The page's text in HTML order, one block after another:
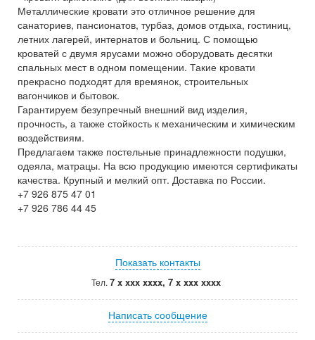
Металлические кровати это отличное решение для
санаториев, пансионатов, турбаз, домов отдыха, гостиниц,
летних лагерей, интернатов и больниц. С помощью
кроватей с двумя ярусами можно оборудовать десятки
спальных мест в одном помещении. Такие кровати
прекрасно подходят для времянок, строительных
вагончиков и бытовок.
Гарантируем безупречный внешний вид изделия,
прочность, а также стойкость к механическим и химическим
воздействиям.
Предлагаем также постельные принадлежности подушки,
одеяла, матрацы. На всю продукцию имеются сертификаты
качества. Крупный и мелкий опт. Доставка по России.
+7 926 875 47 01
+7 926 786 44 45
Показать контакты
Тел. 7 x xxx xxxx, 7 x xxx xxxx
Написать сообщение